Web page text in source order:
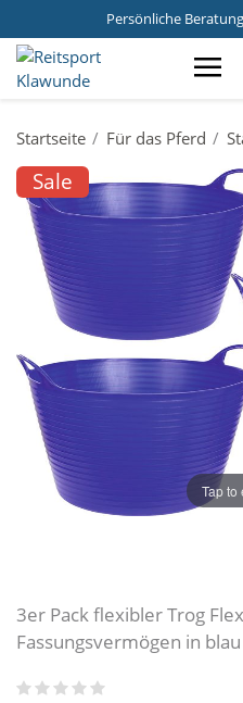
Persönliche Beratung
Startseite Für das Pferd
Sale
Tap to
3er Pack flexibler Trog
Fassungsvermögen in blau